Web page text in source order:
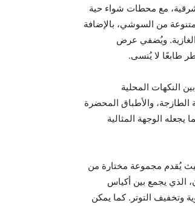
مع محطات شواء حية
متنوعة من السوشي، بالإضافة
الغازية. ويُضفي عرض
طابعًا لا يُنسى.
النكهات المحلية
الطازجة، والأطباق المحضرة
الوجهة المثالية
حيث يُقدم مجموعة مختارة من
الذي يجمع بين أكياس
وتخفيف التوتر. كما يمكن